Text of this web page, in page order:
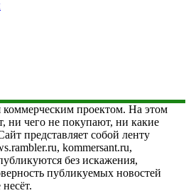
коммерческим проектом. На этом
ни чего не покупают, ни какие
представляет собой ленту
kommersant.ru,
без искажения,
публикуемых новостей